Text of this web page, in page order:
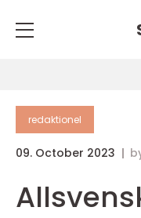
redaktionel
09. October 2023